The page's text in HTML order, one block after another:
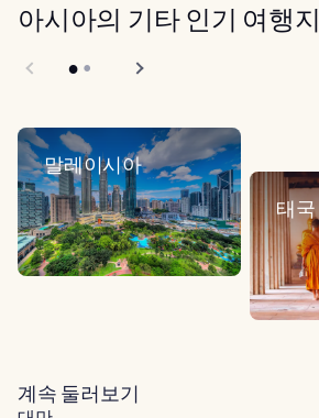
아시아의 기타 인기 여행지
말레이시아
태국
계속 둘러보기